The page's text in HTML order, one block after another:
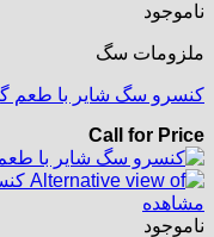
ناموجود
ملزومات سگ
کنسرو سگ شایر با طعم گوشت
Call for Price
مشاهده
ناموجود